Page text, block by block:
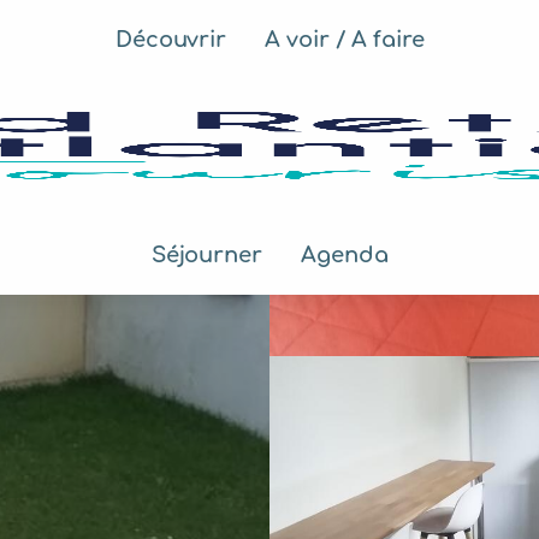
Découvrir A voir / A faire
Séjourner Agenda